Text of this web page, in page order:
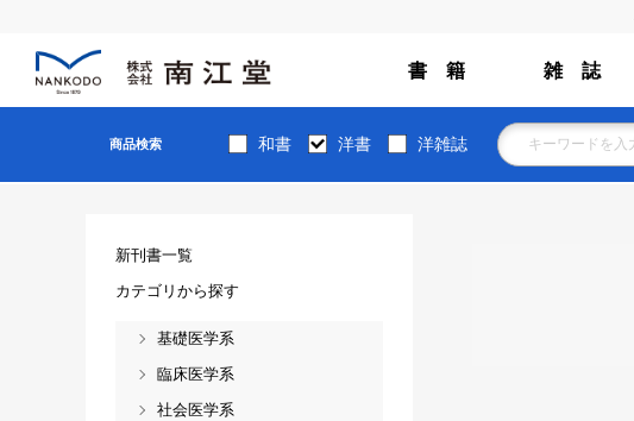
書 籍 雑 誌
商品検索 和書 洋書 洋雑誌
新刊書一覧
カテゴリから探す
基礎医学系
臨床医学系
社会医学系